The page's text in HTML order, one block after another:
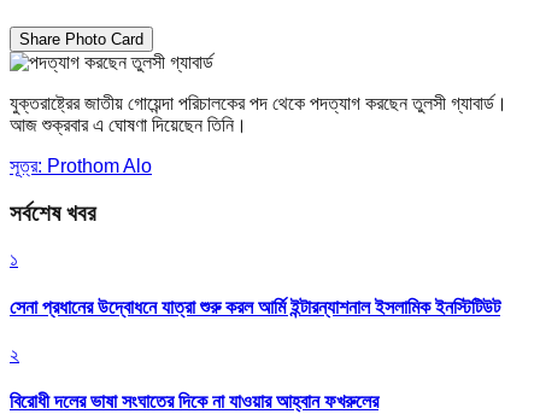
Share Photo Card
যুক্তরাষ্ট্রের জাতীয় গোয়েন্দা পরিচালকের পদ থেকে পদত্যাগ করছেন তুলসী গ্যাবার্ড।
আজ শুক্রবার এ ঘোষণা দিয়েছেন তিনি।
সূত্র: Prothom Alo
সর্বশেষ খবর
১
সেনা প্রধানের উদ্বোধনে যাত্রা শুরু করল আর্মি ইন্টারন্যাশনাল ইসলামিক ইনস্টিটিউট
২
বিরোধী দলের ভাষা সংঘাতের দিকে না যাওয়ার আহ্বান ফখরুলের